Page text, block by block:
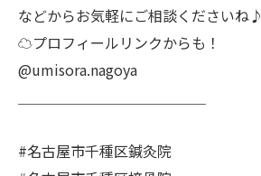
などからお気軽にご相談くださいね♪
☁プロフィールリンクからも！
@umisora.nagoya
#名古屋市千種区鍼灸院